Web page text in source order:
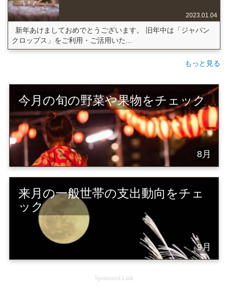
2023.01.04
新年あけましておめでとうございます。 旧年中は「ジャパン
クロップス」をご利用・ご活用いた...
もっと見る
今月の旬の野菜や果物をチェック
8月
来月の一般世帯の支出動向をチェ
ック
9月
Sponsored Link